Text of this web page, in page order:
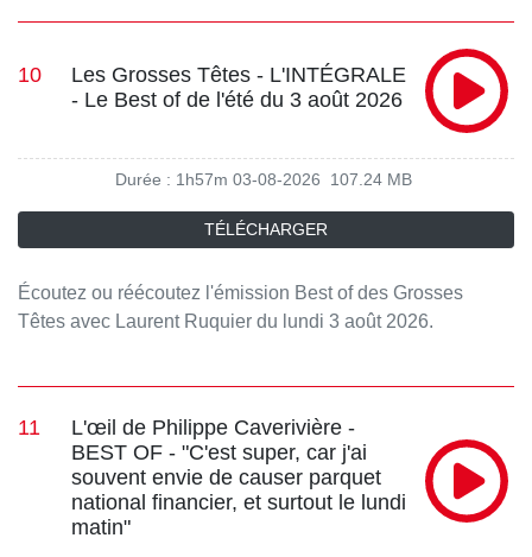
10
Les Grosses Têtes - L'INTÉGRALE
- Le Best of de l'été du 3 août 2026
Durée : 1h57m 03-08-2026 107.24 MB
TÉLÉCHARGER
Écoutez ou réécoutez l'émission Best of des Grosses
Têtes avec Laurent Ruquier du lundi 3 août 2026.
11
L'œil de Philippe Caverivière -
BEST OF - "C'est super, car j'ai
souvent envie de causer parquet
national financier, et surtout le lundi
matin"